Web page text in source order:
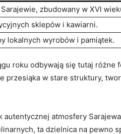
zbudowany w XVI‌
sklepów i ‌kawiarni.
lokalnych wyrobów ⁤i ‌pamiątek.
roku ⁣odbywają się ⁤tutaj
przesiąka w ‌stare struktury,
atmosfery
ta dzielnica na pewno